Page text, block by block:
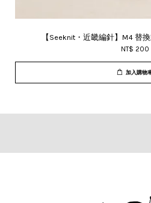
【Seeknit・近畿編針】M4 替
NT$ 200
加入購物